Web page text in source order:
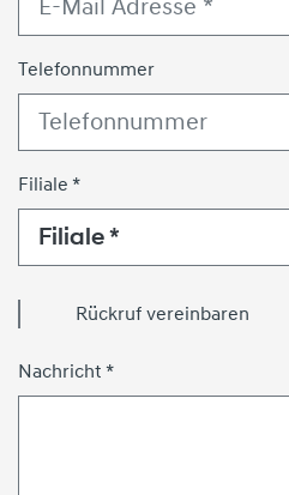
Telefonnummer
Filiale *
Filiale *
Rückruf vereinbaren
Nachricht *